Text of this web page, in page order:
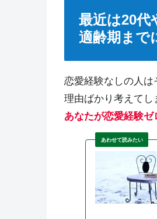
最近は20代
適齢期まで
恋愛経験なしの人
理由ばかり考えてし
あなたが恋愛経験